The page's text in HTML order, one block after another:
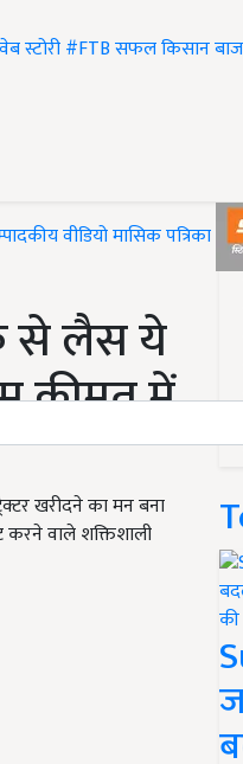
वेब स्टोरी#FTBसफल किसान
वीडियोमासिक पत्रिका
से लैस ये
कीमत में
खरीदने का मन बना
करने वाले शक्तिशाली